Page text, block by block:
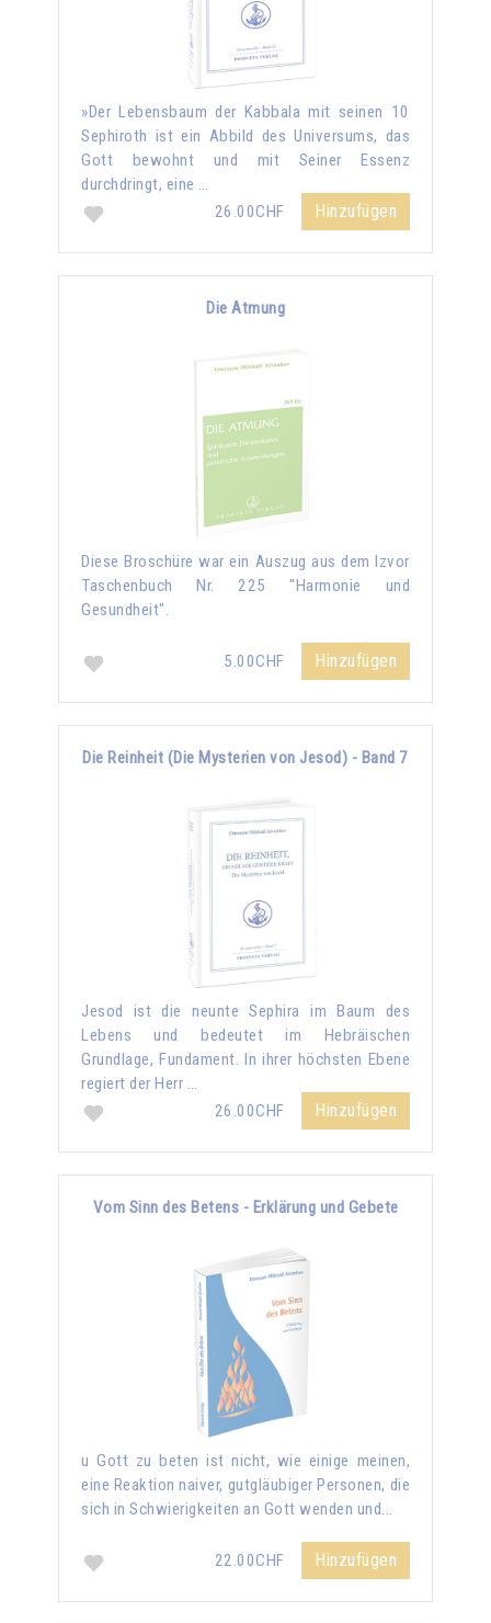
»Der Lebensbaum der Kabbala mit seinen 10
Sephiroth ist ein Abbild des Universums, das
Gott bewohnt und mit Seiner Essenz
durchdringt, eine …
26.00CHF
Hinzufügen
Die Atmung
Diese Broschüre war ein Auszug aus dem Izvor
Taschenbuch Nr. 225 "Harmonie und
Gesundheit".
5.00CHF Hinzufügen
Die Reinheit (Die Mysterien von Jesod) - Band 7
Jesod ist die neunte Sephira im Baum des
Lebens und bedeutet im Hebräischen
Grundlage, Fundament. In ihrer höchsten Ebene
regiert der Herr …
26.00CHF
Hinzufügen
Vom Sinn des Betens - Erklärung und Gebete
u Gott zu beten ist nicht, wie einige meinen,
eine Reaktion naiver, gutgläubiger Personen, die
sich in Schwierigkeiten an Gott wenden und...
22.00CHF Hinzufügen